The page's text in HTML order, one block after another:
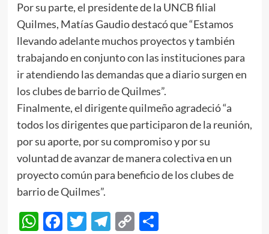
Por su parte, el presidente de la UNCB filial
Quilmes, Matías Gaudio destacó que “Estamos
llevando adelante muchos proyectos y también
trabajando en conjunto con las instituciones para
ir atendiendo las demandas que a diario surgen en
los clubes de barrio de Quilmes”.
Finalmente, el dirigente quilmeño agradeció “a
todos los dirigentes que participaron de la reunión,
por su aporte, por su compromiso y por su
voluntad de avanzar de manera colectiva en un
proyecto común para beneficio de los clubes de
barrio de Quilmes”.
WhatsApp
Facebook
Twitter
Telegram
CopyCompartir